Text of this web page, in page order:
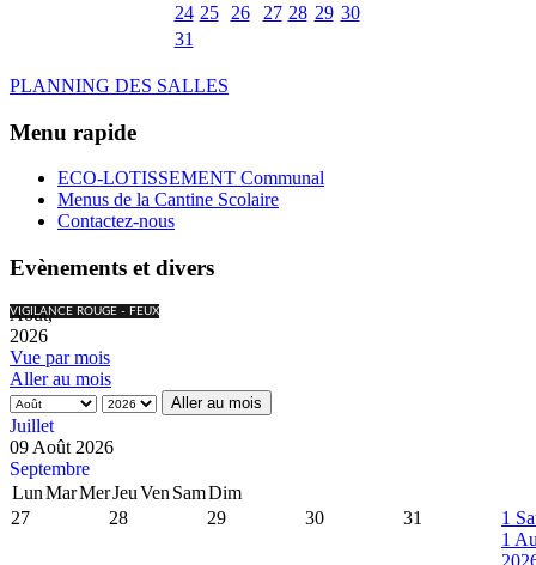
24 25 26 27 28 29 30
31
PLANNING DES SALLES
Menu rapide
ECO-LOTISSEMENT Communal
Menus de la Cantine Scolaire
Contactez-nous
Evènements et divers
VIGILANCE ROUGE - FEUX
Août,
2026
Vue par mois
Aller au mois
Aller au mois
Juillet
09 Août 2026
Septembre
LunMarMerJeuVen SamDim
27
28 29 30 31 1
1